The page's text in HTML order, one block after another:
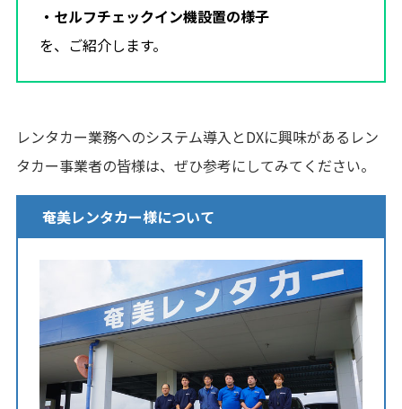
・セルフチェックイン機設置の様子
を、ご紹介します。
レンタカー業務へのシステム導入とDXに興味があるレン
タカー事業者の皆様は、ぜひ参考にしてみてください。
奄美レンタカー様について